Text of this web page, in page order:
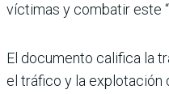
víctimas y combatir este
El documento califica la
el tráfico y la explotación